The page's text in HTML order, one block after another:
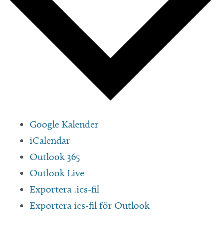
Google Kalender
iCalendar
Outlook 365
Outlook Live
Exportera .ics-fil
Exportera ics-fil för Outlook